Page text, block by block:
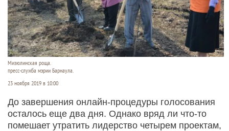
Мизюлинская роща.
пресс-служба мэрии Барнаула.
23 ноября 2019 в 10:00
До завершения онлайн-процедуры голосования
осталось еще два дня. Однако вряд ли что-то
помешает утратить лидерство четырем проектам,